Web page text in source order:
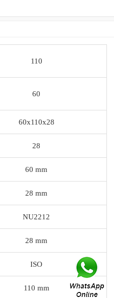
110
60
60x110x28
28
60 mm
28 mm
NU2212
28 mm
ISO
110 mm